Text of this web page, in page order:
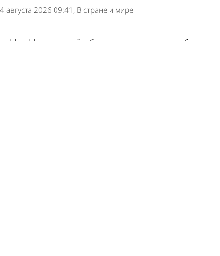
4 августа 2026 09:41 В стране и мире
Над Пензенской областью подавили работу